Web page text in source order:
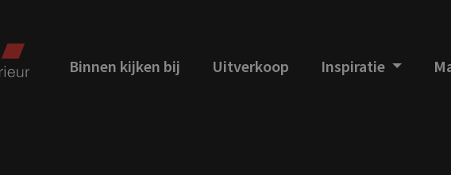
Binnen kijken bij Uitverkoop Inspiratie